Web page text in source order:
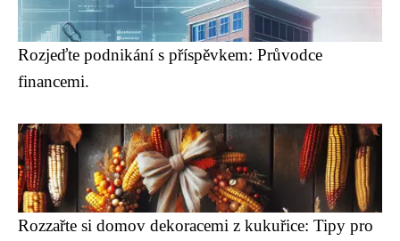
Rozjeďte podnikání s příspěvkem: Průvodce
financemi.
Rozzařte si domov dekoracemi z kukuřice: Tipy pro